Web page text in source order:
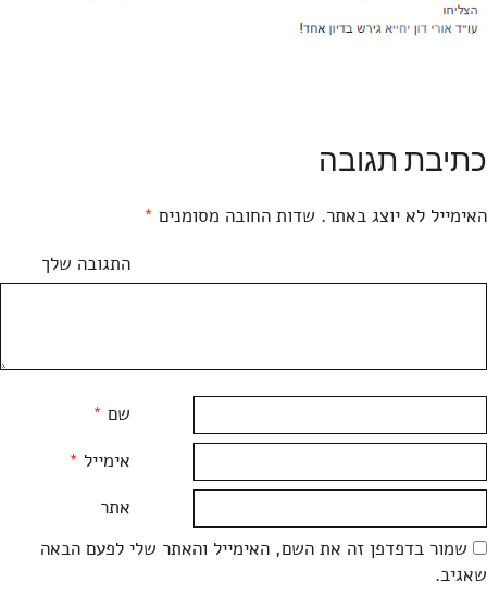
כתיבת תגובה
האימייל לא יוצג באתר. שדות החובה מסומנים *
התגובה שלך
שם *
אימייל *
אתר
שמור בדפדפן זה את השם, האימייל והאתר שלי לפעם הבאה
שאגיב.